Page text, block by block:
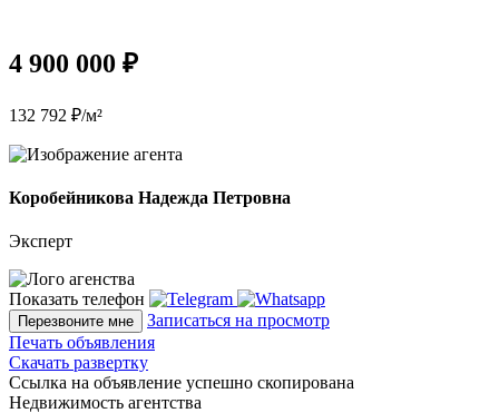
4 900 000 ₽
132 792 ₽/м²
Коробейникова Надежда Петровна
Эксперт
Показать телефон
Перезвоните мне
Записаться на просмотр
Печать объявления
Скачать развертку
Ссылка на объявление успешно скопирована
Недвижимость агентства